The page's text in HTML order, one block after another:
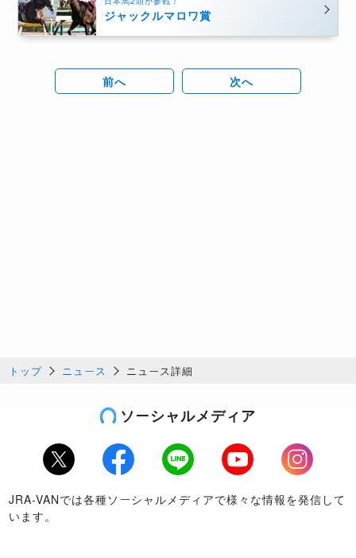
ジャックルマロワ賞
前へ 次へ
トップ ニュース ニュース詳細
ソーシャルメディア
Twitter Facebook LINE Youtube
Instagram
JRA-VANでは各種ソーシャルメディアで様々な情報を発信して
います。